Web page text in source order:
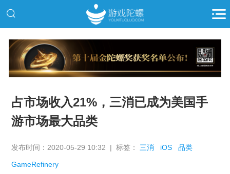
推广
占市场收入21%，三消已成为美国手
游市场最大品类
发布时间：2020-05-29 10:32 | 标签： 三消 iOS 品类
GameRefinery